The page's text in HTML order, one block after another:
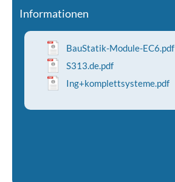
Informationen
BauStatik-Module-EC6.pdf
S313.de.pdf
Ing+komplettsysteme.pdf